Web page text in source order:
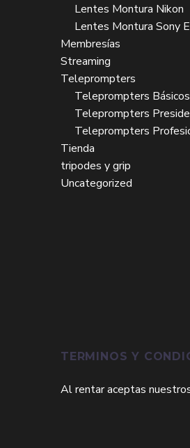
Lentes Montura Nikon
Lentes Montura Sony E
Membresías
Streaming
Teleprompters
Teleprompters Básicos
Teleprompters
Teleprompters
Tienda
tripodes y grip
Uncategorized
TERMINOS Y
Al rentar aceptas